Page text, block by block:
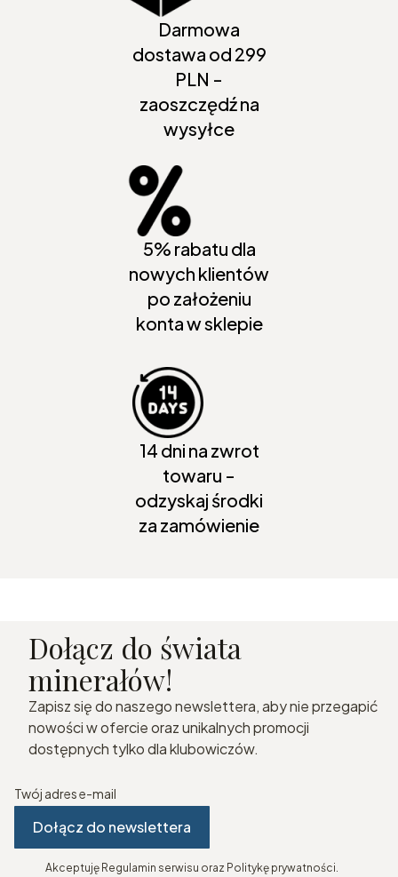
Darmowa
dostawa od 299
PLN -
zaoszczędź na
wysyłce
5% rabatu dla
nowych klientów
po założeniu
konta w sklepie
14 dni na zwrot
towaru -
odzyskaj środki
za zamówienie
Dołącz do świata
minerałów!
Zapisz się do naszego newslettera, aby nie przegapić
nowości w ofercie oraz unikalnych promocji
dostępnych tylko dla klubowiczów.
Twój adres e-mail
Dołącz do newslettera
Akceptuję Regulamin serwisu oraz Politykę prywatności.